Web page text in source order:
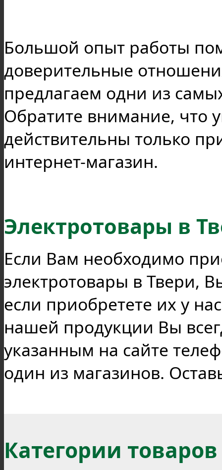
Большой опыт работы
доверительные
предлагаем одни из
Обратите внимание, что
действительны только
интернет-магазин.
Электротовары в
Если Вам необходимо
электротовары в Твери,
если приобретете их у
нашей продукции Вы
указанным на сайте
один из магазинов.
Категории товаров